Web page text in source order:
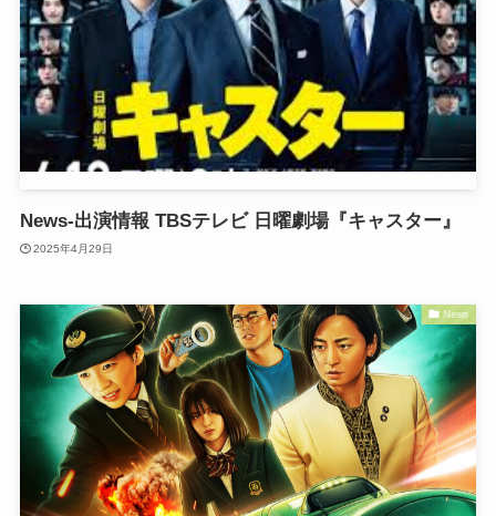
News-出演情報 TBSテレビ 日曜劇場『キャスター』
2025年4月29日
News